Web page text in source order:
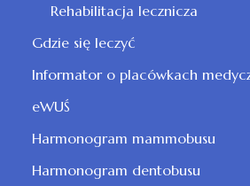
Rehabilitacja lecznicza
Gdzie się leczyć
Informator o placówkach
eWUŚ
Harmonogram mammobusu
Harmonogram dentobusu